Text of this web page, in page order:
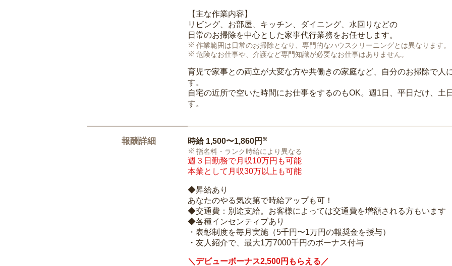
【主な作業内容】
リビング、お部屋、キッチン、ダイニング、水回りなどの
日常のお掃除を中心とした家事代行業務をお任せします。
作業範囲は日常のお掃除となり、専門的なハウスクリーニングとは異なります。
危険なお仕事や、介護など専門知識が必要なお仕事はありません。
育児で家事との両立が大変な方や共働きの家庭など、自分のお掃除で人
す。
自宅の近所で空いた時間にお仕事をするのもOK。週1日、平日だけ、土
す。
報酬詳細 時給 1,500〜1,860円 ※
指名料・ランク時給により異なる
週３日勤務で月収10万円も可能
本業として月収30万以上も可能
◆昇給あり
あなたのやる気次第で時給アップも可！
◆交通費：別途支給。お客様によっては交通費を増額される方もいます
◆各種インセンティブあり
・表彰制度を毎月実施（5千円〜1万円の報奨金を授与）
・友人紹介で、最大1万7000千円のボーナス付与
＼デビューボーナス2,500円もらえる／